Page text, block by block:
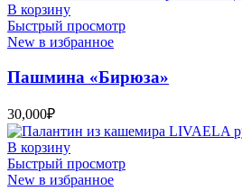
В корзину
Быстрый просмотр
New в избранное
Пашмина «Бирюза»
30,000₽
В корзину
Быстрый просмотр
New в избранное